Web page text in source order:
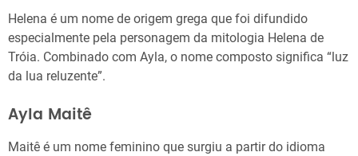
Helena é um nome de origem grega que foi difundido
especialmente pela personagem da mitologia Helena de
Tróia. Combinado com Ayla, o nome composto significa “luz
da lua reluzente”.
Ayla Maitê
Maitê é um nome feminino que surgiu a partir do idioma